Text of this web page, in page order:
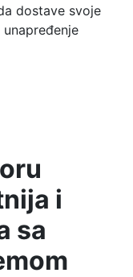
dostave svoje
i
sa